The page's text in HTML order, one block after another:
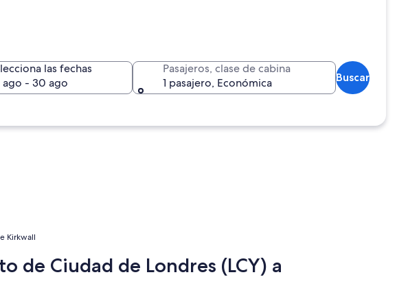
las fechas
ago - 30 ago
Pasajeros, clase de cabina
1 pasajero, Económica
Buscar
Kirkwall
de Ciudad de Londres (LCY) a